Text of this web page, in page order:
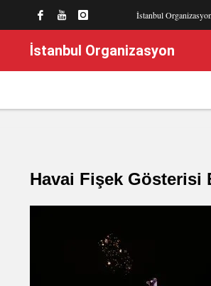
İstanbul
İstanbul Organizasyon
Havai Fişek Gösterisi